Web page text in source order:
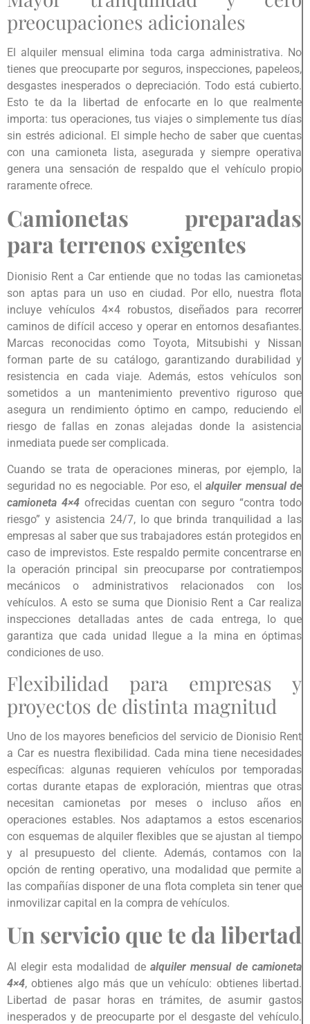
preocupaciones adicionales
El alquiler mensual elimina toda carga administrativa. No
tienes que preocuparte por seguros, inspecciones, papeleos,
desgastes inesperados o depreciación. Todo está cubierto.
Esto te da la libertad de enfocarte en lo que realmente
importa: tus operaciones, tus viajes o simplemente tus días
sin estrés adicional. El simple hecho de saber que cuentas
con una camioneta lista, asegurada y siempre operativa
genera una sensación de respaldo que el vehículo propio
raramente ofrece.
Camionetas preparadas
para terrenos exigentes
Dionisio Rent a Car entiende que no todas las camionetas
son aptas para un uso en ciudad. Por ello, nuestra flota
incluye vehículos 4×4 robustos, diseñados para recorrer
caminos de difícil acceso y operar en entornos desafiantes.
Marcas reconocidas como Toyota, Mitsubishi y Nissan
forman parte de su catálogo, garantizando durabilidad y
resistencia en cada viaje. Además, estos vehículos son
sometidos a un mantenimiento preventivo riguroso que
asegura un rendimiento óptimo en campo, reduciendo el
riesgo de fallas en zonas alejadas donde la asistencia
inmediata puede ser complicada.
Cuando se trata de operaciones mineras, por ejemplo, la
seguridad no es negociable. Por eso, elalquiler mensual de
camioneta 4×4ofrecidas cuentan con seguro “contra todo
riesgo” y asistencia 24/7, lo que brinda tranquilidad a las
empresas al saber que sus trabajadores están protegidos en
caso de imprevistos. Este respaldo permite concentrarse en
la operación principal sin preocuparse por contratiempos
mecánicos o administrativos relacionados con los
vehículos. A esto se suma que Dionisio Rent a Car realiza
inspecciones detalladas antes de cada entrega, lo que
garantiza que cada unidad llegue a la mina en óptimas
condiciones de uso.
Flexibilidad para empresas y
proyectos de distinta magnitud
Uno de los mayores beneficios del servicio de Dionisio Rent
a Car es nuestra flexibilidad. Cada mina tiene necesidades
específicas: algunas requieren vehículos por temporadas
cortas durante etapas de exploración, mientras que otras
necesitan camionetas por meses o incluso años en
operaciones estables. Nos adaptamos a estos escenarios
con esquemas de alquiler flexibles que se ajustan al tiempo
y al presupuesto del cliente. Además, contamos con la
opción de renting operativo, una modalidad que permite a
las compañías disponer de una flota completa sin tener que
inmovilizar capital en la compra de vehículos.
Un servicio que te da libertad
Al elegir esta modalidad de alquiler mensual de camioneta
4×4, obtienes algo más que un vehículo: obtienes libertad.
Libertad de pasar horas en trámites, de asumir gastos
inesperados y de preocuparte por el desgaste del vehículo.